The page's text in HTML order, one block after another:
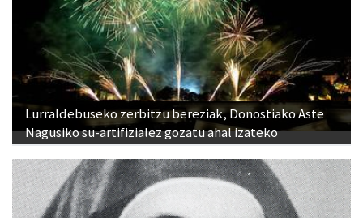
Lurraldebuseko zerbitzu bereziak, Donostiako Aste
Nagusiko su-artifizialez gozatu ahal izateko